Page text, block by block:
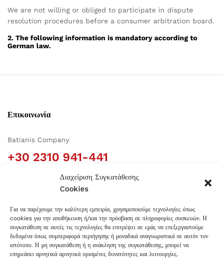
Διαχείριση Συγκατάθεσης
Cookies
Για να παρέχουμε την καλύτερη εμπειρία, χρησιμοποιούμε τεχνολογίες όπως
cookies για την αποθήκευση ή/και την πρόσβαση σε πληροφορίες συσκευών. Η
συγκατάθεση σε αυτές τις τεχνολογίες θα επιτρέψει σε εμάς να επεξεργαστούμε
δεδομένα όπως συμπεριφορά περιήγησης ή μοναδικά αναγνωριστικά σε αυτόν τον
ιστότοπο. Η μη συγκατάθεση ή η ανάκληση της συγκατάθεσης, μπορεί να
επηρεάσει αρνητικά αρνητικά ορισμένες δυνατότητες και λειτουργίες.
We are not willing or obliged to participate in dispute
resolution procedures before a consumer arbitration board.
2. The following information is mandatory according to
German law.
Επικοινωνία
Batianis Company
+30 2310 941-441
Building Block 48-A, Square DA8 Str., Plot 20 Sindos
Industrial Area, 57 022 Thessaloniki, Greece
Πληροφορίες
Πιστοποιήσεις